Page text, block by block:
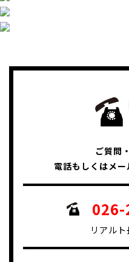
ご質問
電話もしくはメー
リアル